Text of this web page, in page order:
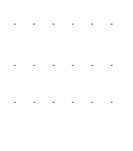
- - - - - -
- - - - - -
- - - - - -